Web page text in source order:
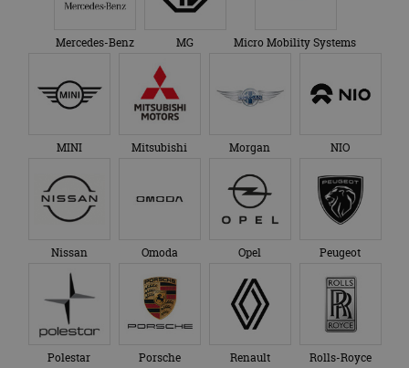
Mercedes-Benz MG Micro Mobility Systems
MINI Mitsubishi Morgan NIO
Nissan Omoda Opel Peugeot
Polestar Porsche Renault Rolls-Royce